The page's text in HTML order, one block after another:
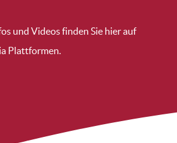
und Videos finden Sie hier auf
Plattformen.